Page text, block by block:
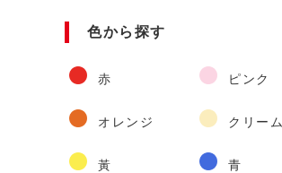
色から探す
赤 ピンク
オレンジ クリーム
黃 青